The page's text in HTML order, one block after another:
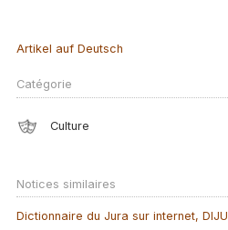
Artikel auf Deutsch
Catégorie
Culture
Notices similaires
Dictionnaire du Jura sur internet, DIJU